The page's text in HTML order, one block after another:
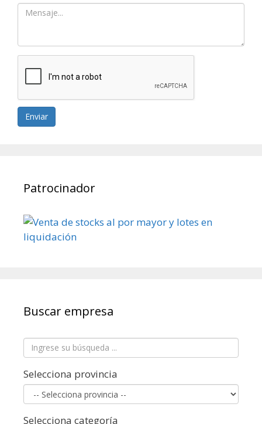
Enviar
Patrocinador
Buscar empresa
Selecciona provincia
Selecciona categoría